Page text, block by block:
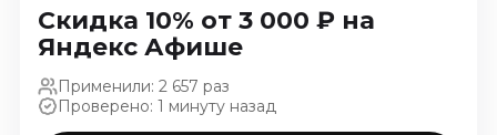
Выставки
Август 2026
Сентябрь 2026
Октябрь 2026
Скидка 10% от 3 000 ₽ на
Яндекс Афише
Применили: 2 657 раз
Проверено: 1 минуту назад